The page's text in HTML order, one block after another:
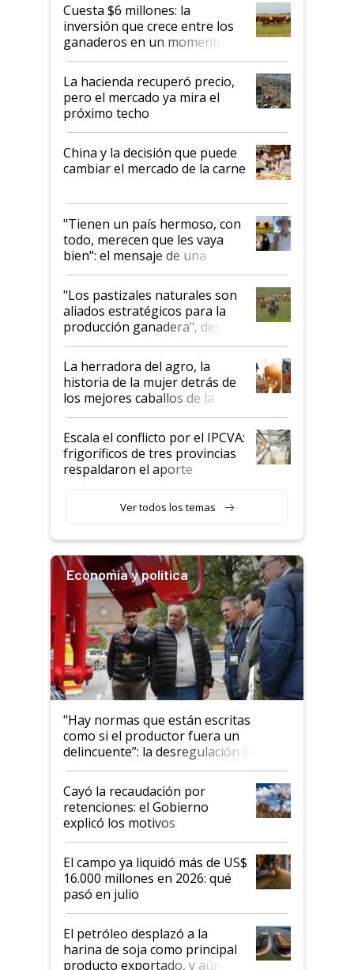
Cuesta $6 millones: la
inversión que crece entre los
ganaderos en un momento
histórico para la actividad
La hacienda recuperó precio,
pero el mercado ya mira el
próximo techo
China y la decisión que puede
cambiar el mercado de la carne
"Tienen un país hermoso, con
todo, merecen que les vaya
bien": el mensaje de una
ganadera uruguaya sobre las
oportunidades que se abren
para el agro en Argentina, con
foco en la carne
"Los pastizales naturales son
aliados estratégicos para la
producción ganadera", destaca
la iniciativa que ya reúne a 46
establecimientos en Argentina
La herradora del agro, la
historia de la mujer detrás de
los mejores caballos de la
Argentina y los mitos que
todavía hacen sufrir a estos
animales: "Mientras me
descalificaban, yo seguí
haciendo currículum"
Escala el conflicto por el IPCVA:
frigoríficos de tres provincias
respaldaron el aporte
Ver todos los temas
Economía y política
"Hay normas que están escritas
como si el productor fuera un
delincuente”: la desregulación llegó
al Congreso Aapresid y hasta se
habló del financiamiento al IPCVA
Cayó la recaudación por
retenciones: el Gobierno
explicó los motivos
El campo ya liquidó más de US$
16.000 millones en 2026: qué
pasó en julio
El petróleo desplazó a la
harina de soja como principal
producto exportado, y aún así